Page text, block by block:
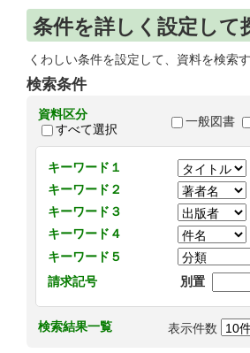
条件を詳しく設定して
くわしい条件を設定して、資料を検索
検索条件
資料区分
すべて選択
一般図書
キーワード１
キーワード２
キーワード３
キーワード４
キーワード５
請求記号
別置
検索結果一覧 表示件数